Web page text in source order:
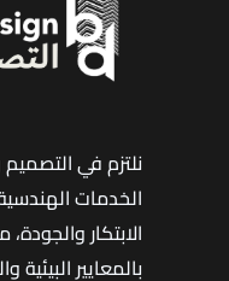
نلتزم في التصميم
الخدمات
الابتكار
بالمعايير البيئية